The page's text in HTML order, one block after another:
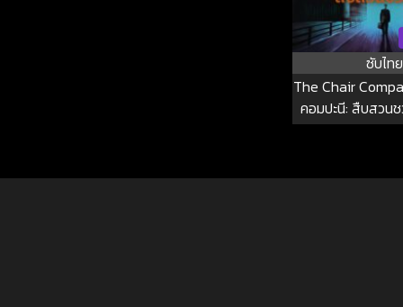
ซับไทย
The Chair
คอมปะนี: สืบสวน
EP.1-3